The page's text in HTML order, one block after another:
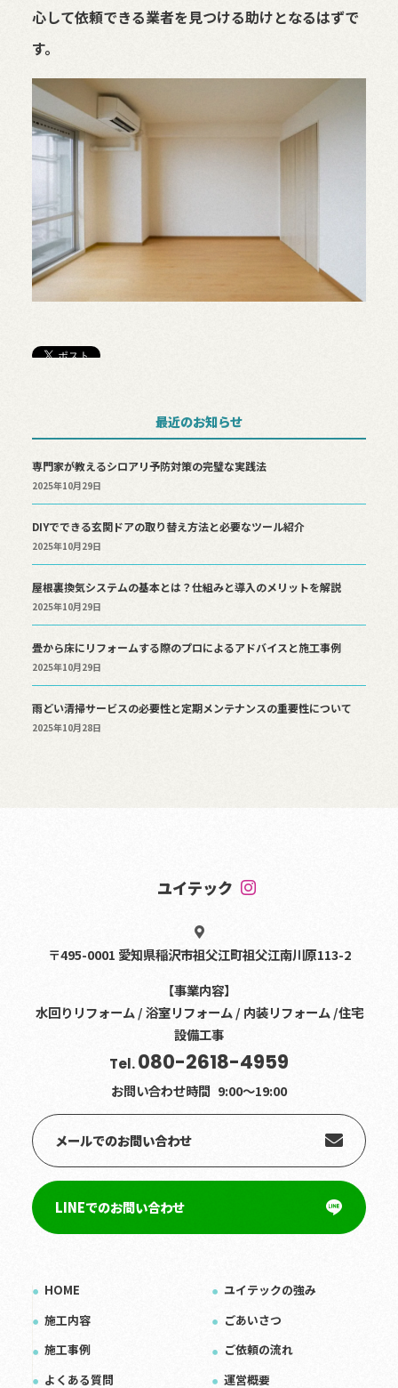
心して依頼できる業者を見つける助けとなるはずで
す。
最近のお知らせ
専門家が教えるシロアリ予防対策の完璧な実践法
2025年10月29日
DIYでできる玄関ドアの取り替え方法と必要なツール紹介
2025年10月29日
屋根裏換気システムの基本とは？仕組みと導入のメリットを解説
2025年10月29日
畳から床にリフォームする際のプロによるアドバイスと施工事例
2025年10月29日
雨どい清掃サービスの必要性と定期メンテナンスの重要性について
2025年10月28日
ユイテック
〒495-0001 愛知県稲沢市祖父江町祖父江南川原113-2
【事業内容】
水回りリフォーム / 浴室リフォーム / 内装リフォーム /住宅
設備工事
Tel. 080-2618-4959
お問い合わせ時間 9:00〜19:00
メールでのお問い合わせ
LINEでのお問い合わせ
HOME
ユイテックの強み
施工内容
ごあいさつ
施工事例
ご依頼の流れ
よくある質問
運営概要